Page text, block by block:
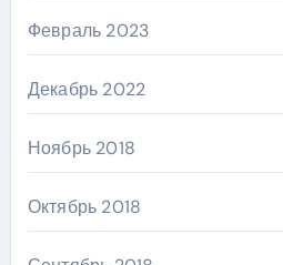
Февраль 2023
Декабрь 2022
Ноябрь 2018
Октябрь 2018